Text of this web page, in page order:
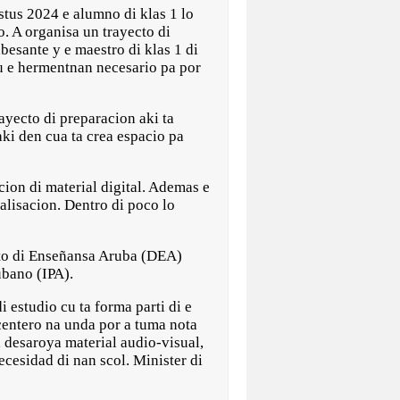
2024 e alumno di klas 1 lo
A organisa un trayecto di
y e maestro di klas 1 di
hermentnan necesario pa por
di preparacion aki ta
den cua ta crea espacio pa
di material digital. Ademas e
Dentro di poco lo
di Enseñansa Aruba (DEA)
(IPA).
estudio cu ta forma parti di e
na unda por a tuma nota
desaroya material audio-visual,
di nan scol. Minister di